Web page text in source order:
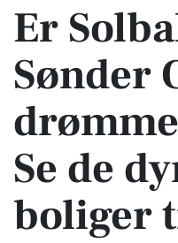
Er
Sønder
Se de
boliger